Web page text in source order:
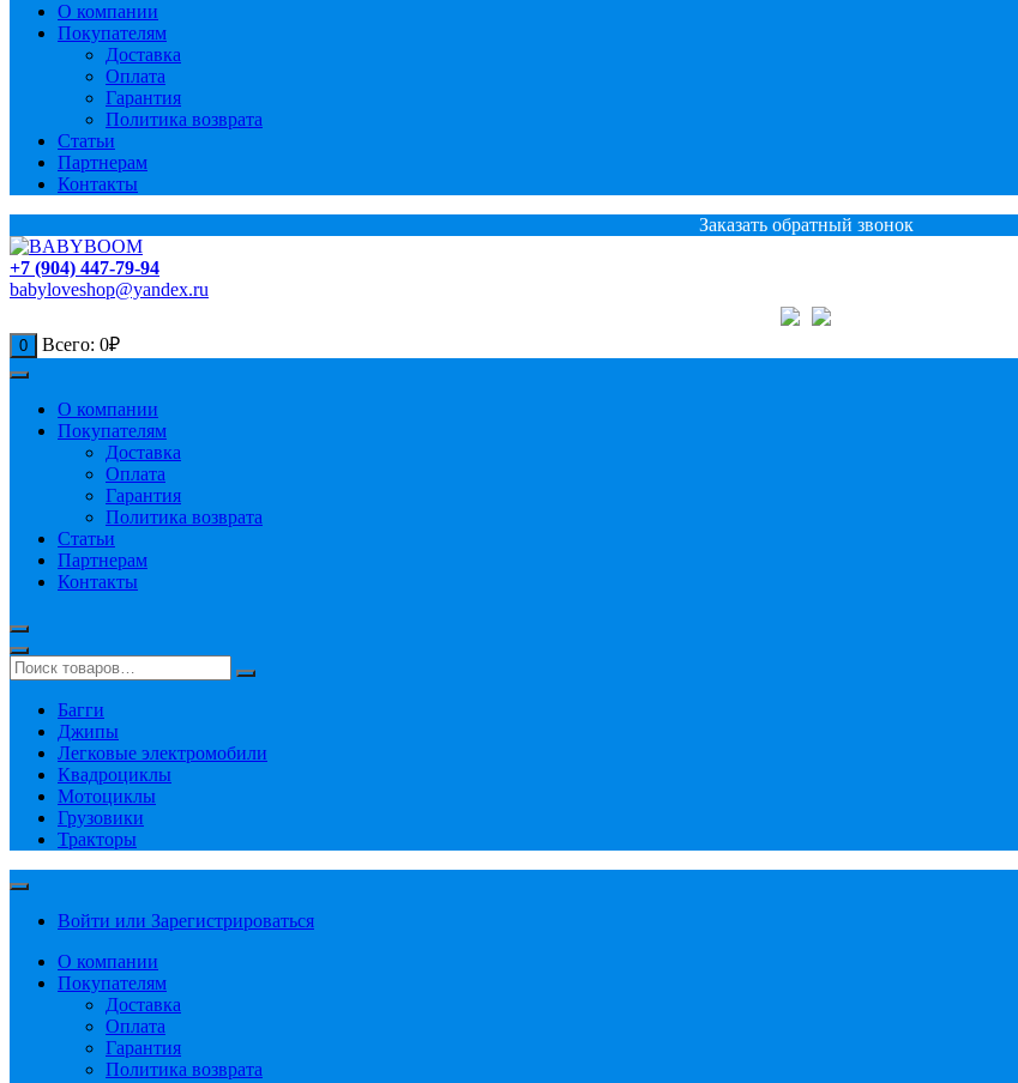
О компании
Покупателям
Доставка
Оплата
Гарантия
Политика возврата
Статьи
Партнерам
Контакты
Заказать обратный звонок
+7 (904) 447-79-94
babyloveshop@yandex.ru
0 Всего: 0₽
О компании
Покупателям
Доставка
Оплата
Гарантия
Политика возврата
Статьи
Партнерам
Контакты
Багги
Джипы
Легковые электромобили
Квадроциклы
Мотоциклы
Грузовики
Тракторы
Войти или Зарегистрироваться
О компании
Покупателям
Доставка
Оплата
Гарантия
Политика возврата